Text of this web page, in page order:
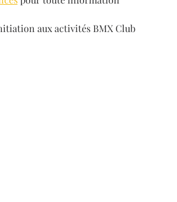
aux activités BMX Club